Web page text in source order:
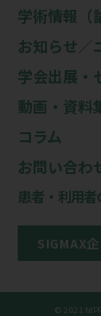
学術情報（
お知らせ／
学会出展・
動画・資料
コラム
お問い合わ
患者・利用
SIGMAX
© 2021